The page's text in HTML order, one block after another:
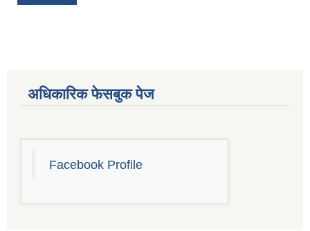
अधिकारिक फेसबुक पेज
Facebook Profile